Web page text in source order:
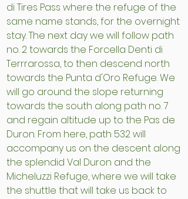
di Tires Pass where the refuge of the
same name stands, for the overnight
stay. The next day we will follow path
no. 2 towards the Forcella Denti di
Terrrarossa, to then descend north
towards the Punta d'Oro Refuge. We
will go around the slope returning
towards the south along path no. 7
and regain altitude up to the Pas de
Duron. From here, path 532 will
accompany us on the descent along
the splendid Val Duron and the
Micheluzzi Refuge, where we will take
the shuttle that will take us back to